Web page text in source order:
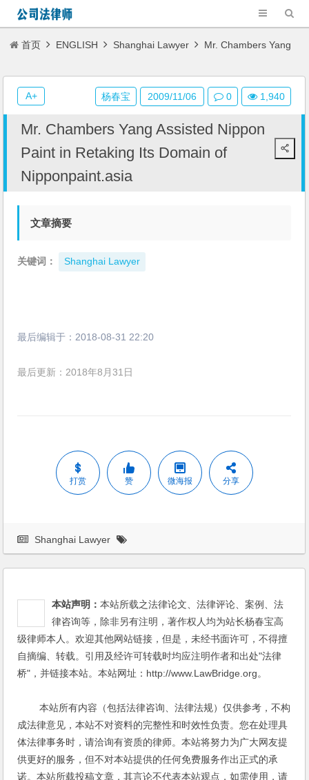
首页 ENGLISH Shanghai Lawyer Mr. Chambers Yang
Assisted Nippon Paint in Retaking Its Domain of Nipponpaint.asia
Mr. Chambers Yang Assisted Nippon
Paint in Retaking Its Domain of
Nipponpaint.asia
文章摘要
关键词： Shanghai Lawyer
最后编辑于： 2018-08-31 22:20
最后更新：2018年8月31日
打赏 赞 微海报 分享
杨春宝 2009/11/06 0 1,940
A+
Shanghai Lawyer
本站声明：本站所载之法律论文、法律评论、案例、法
律咨询等，除非另有注明，著作权人均为站长杨春宝高
级律师本人。欢迎其他网站链接，但是，未经书面许可，不得擅
自摘编、转载。引用及经许可转载时均应注明作者和出处"法律
桥"，并链接本站。本站网址：http://www.LawBridge.org。
本站所有内容（包括法律咨询、法律法规）仅供参考，不构
成法律意见，本站不对资料的完整性和时效性负责。您在处理具
体法律事务时，请洽询有资质的律师。本站将努力为广大网友提
供更好的服务，但不对本站提供的任何免费服务作出正式的承
诺。本站所载投稿文章，其言论不代表本站观点，如需使用，请